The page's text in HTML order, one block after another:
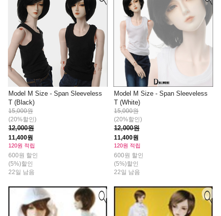
Model M Size - Span Sleeveless
T (Black)
15,000원
(20%할인)
12,000원
11,400원
120원 적립
600원 할인
(5%)할인
22일 남음
Model M Size - Span Sleeveless
T (White)
15,000원
(20%할인)
12,000원
11,400원
120원 적립
600원 할인
(5%)할인
22일 남음